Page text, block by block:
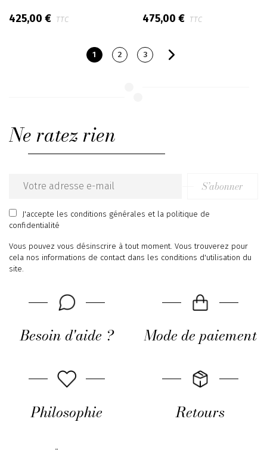
425,00 € TTC 475,00 € TTC
1 2 3
Ne ratez rien
Email
address
S’abonner
J'accepte les conditions générales et la politique de
confidentialité
Vous pouvez vous désinscrire à tout moment. Vous trouverez pour
cela nos informations de contact dans les conditions d'utilisation du
site.
Besoin d'aide ? Mode de paiement
Philosophie Retours